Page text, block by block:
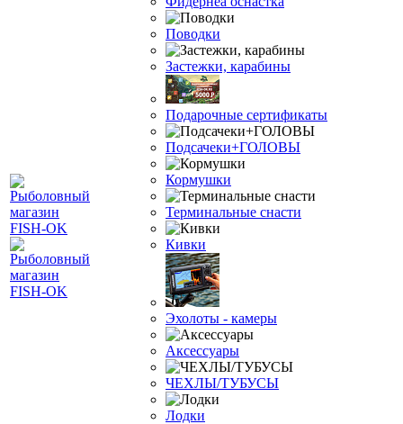
Поводки
Застежки, карабины
Подарочные сертификаты
Подсачеки+ГОЛОВЫ
Кормушки
Терминальные снасти
Кивки
Эхолоты - камеры
Аксессуары
ЧЕХЛЫ/ТУБУСЫ
Лодки